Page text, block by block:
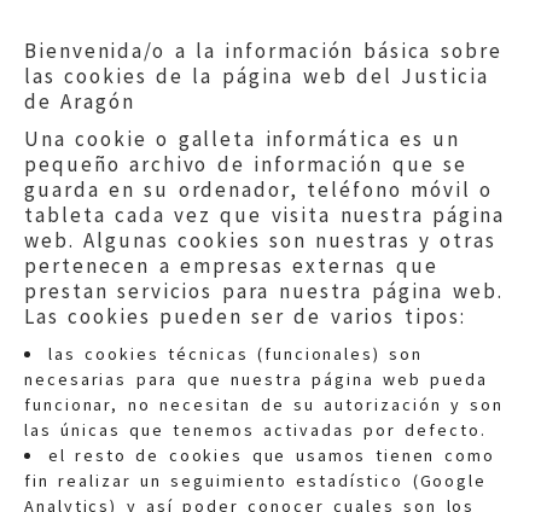
Bienvenida/o a la información básica sobre
las cookies de la página web del Justicia
de Aragón
Una cookie o galleta informática es un
pequeño archivo de información que se
guarda en su ordenador, teléfono móvil o
tableta cada vez que visita nuestra página
web. Algunas cookies son nuestras y otras
pertenecen a empresas externas que
prestan servicios para nuestra página web.
Las cookies pueden ser de varios tipos:
las cookies técnicas (funcionales) son
necesarias para que nuestra página web pueda
funcionar, no necesitan de su autorización y son
las únicas que tenemos activadas por defecto.
el resto de cookies que usamos tienen como
fin realizar un seguimiento estadístico (Google
Analytics) y así poder conocer cuales son los
Quejas:quejas@eljusticiadearagon.es
Información general: